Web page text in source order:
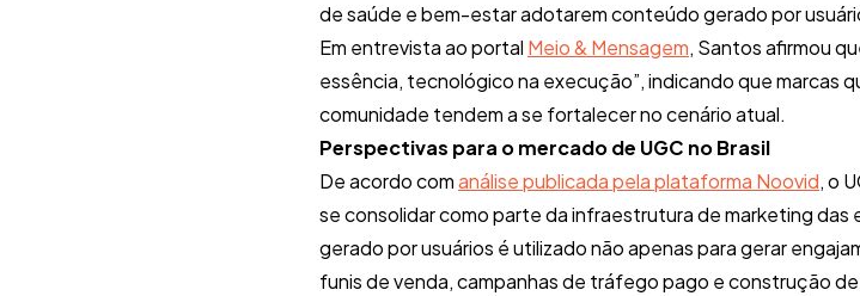
de saúde e bem-estar adotarem conteúdo gerado por
Em entrevista ao portal Meio & Mensagem, Santos afirmou
essência, tecnológico na execução”, indicando que marcas
comunidade tendem a se fortalecer no cenário atual.
Perspectivas para o mercado de UGC no Brasil
De acordo comanálise publicada pela plataforma Noovid, o
se consolidar como parte da infraestrutura de marketing das
gerado por usuários é utilizado não apenas para gerar
funis de venda, campanhas de tráfego pago e construção